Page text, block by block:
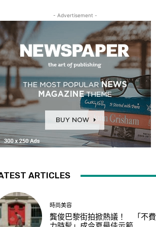
- Advertisement -
ARTICLES
時尚美容
龔俊巴黎街拍掀熱議！ 「不費